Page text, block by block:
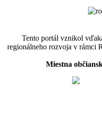
Tento portál vznikol
regionálneho rozvoja v rámci
Miestna